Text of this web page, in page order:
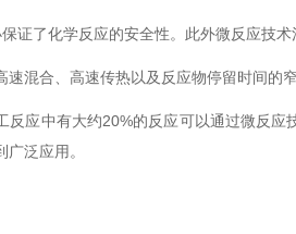
了化学反应的安全性。此外微反应技术
合、高速传热以及反应物停留时间的
中有大约20%的反应可以通过微反应
广泛应用。